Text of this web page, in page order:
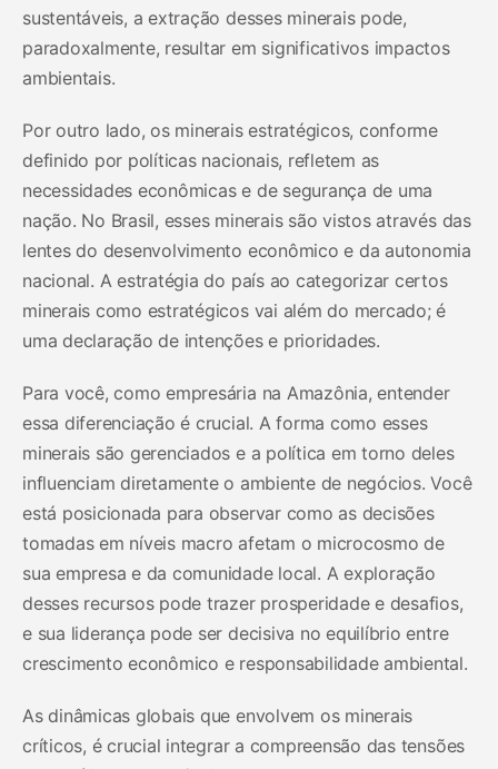
sustentáveis, a extração desses minerais pode,
paradoxalmente, resultar em significativos impactos
ambientais.
Por outro lado, os minerais estratégicos, conforme
definido por políticas nacionais, refletem as
necessidades econômicas e de segurança de uma
nação. No Brasil, esses minerais são vistos através das
lentes do desenvolvimento econômico e da autonomia
nacional. A estratégia do país ao categorizar certos
minerais como estratégicos vai além do mercado; é
uma declaração de intenções e prioridades.
Para você, como empresária na Amazônia, entender
essa diferenciação é crucial. A forma como esses
minerais são gerenciados e a política em torno deles
influenciam diretamente o ambiente de negócios. Você
está posicionada para observar como as decisões
tomadas em níveis macro afetam o microcosmo de
sua empresa e da comunidade local. A exploração
desses recursos pode trazer prosperidade e desafios,
e sua liderança pode ser decisiva no equilíbrio entre
crescimento econômico e responsabilidade ambiental.
As dinâmicas globais que envolvem os minerais
críticos, é crucial integrar a compreensão das tensões